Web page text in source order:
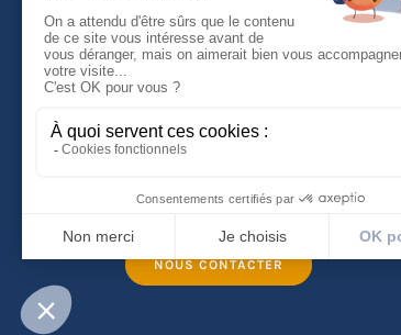
Faculté de Droit d'Economie et de Gestion
Rue de Blois - BP 26739
NOUS CONTACTER